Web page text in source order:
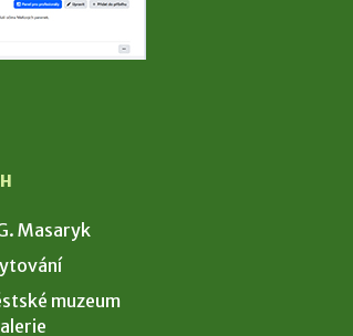
Masaryk
muzeum